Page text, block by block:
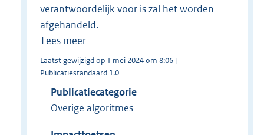
verantwoordelijk voor is zal het worden
afgehandeld.
Lees meer
Laatst gewijzigd op 1 mei 2024 om 8:06 |
Publicatiestandaard 1.0
Publicatiecategorie
Overige algoritmes